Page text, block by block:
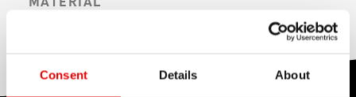
Consent Details About
conozca la configuración de amortiguación
telescópicas y suspensión trasera de DT Swiss